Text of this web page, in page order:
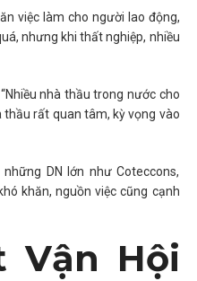
việc làm cho người lao động,
nhưng khi thất nghiệp, nhiều
nhà thầu trong nước cho
thầu rất quan tâm, kỳ vọng vào
DN lớn như Coteccons,
khăn, nguồn việc cũng cạnh
Vận Hội